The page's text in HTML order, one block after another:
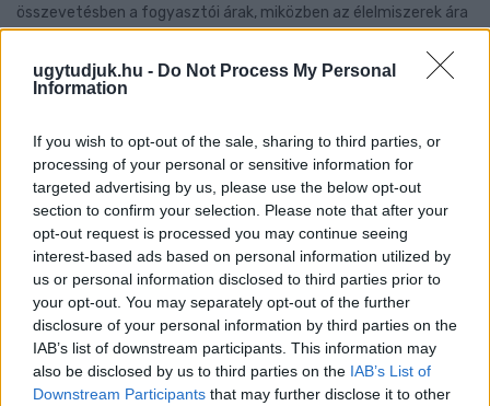
ugytudjuk.hu - Do Not Process My Personal
Information
If you wish to opt-out of the sale, sharing to third parties, or
processing of your personal or sensitive information for
targeted advertising by us, please use the below opt-out
section to confirm your selection. Please note that after your
opt-out request is processed you may continue seeing
interest-based ads based on personal information utilized by
us or personal information disclosed to third parties prior to
your opt-out. You may separately opt-out of the further
disclosure of your personal information by third parties on the
IAB’s list of downstream participants. This information may
also be disclosed by us to third parties on the IAB’s List of
Downstream Participants that may further disclose it to other
összevetésben a fogyasztói árak, miközben az élelmiszerek ára
már csökkent.
Szólj hozzá!